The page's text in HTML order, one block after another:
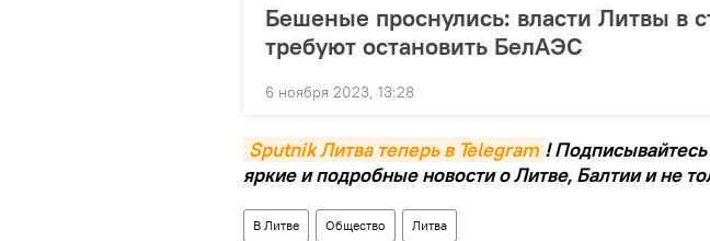
Бешеные проснулись: власти Литвы в
требуют остановить БелАЭС
6 ноября 2023, 13:28
Sputnik Литва теперь в Telegram !
яркие и подробные новости о Литве, Балтии и не
В Литве Общество Литва